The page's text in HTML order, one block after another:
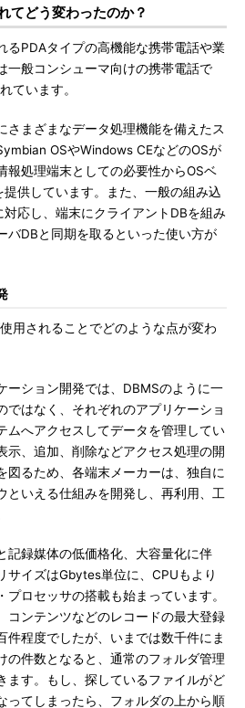
てどう変わったのか？
PDAタイプの高機能な携帯電話や業
一般コンシューマ向けの携帯電話で
ています。
まざまなデータ処理機能を備えたス
OSやWindows CEなどのOSが
報処理端末としての必要性からOSベ
提供しています。また、一般の組み込
応し、端末にクライアントDBを組み
バDBと同期を取るといった使い方が
用されることでどのような点が変わ
ション開発では、DBMSのように一
ではなく、それぞれのアプリケーショ
ムへアクセスしてデータを管理してい
示、追加、削除などアクセス処理の開
図るため、各端末メーカーは、独自に
といえる仕組みを開発し、再利用、工
録媒体の低価格化、大容量化に伴
サイズはGbytes単位に、CPUもより
ロセッサの搭載も始まっています。
コンテンツなどのレコードの最大登録
件程度でしたが、いまでは数千件にま
の件数となると、通常のフォルダ管理
ます。もし、探しているファイルがど
ってしまったら、フォルダの上から順